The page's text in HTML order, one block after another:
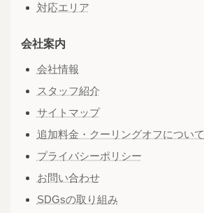
対応エリア
会社案内
会社情報
スタッフ紹介
サイトマップ
追加料金・クーリングオフについて
プライバシーポリシー
お問い合わせ
SDGsの取り組み